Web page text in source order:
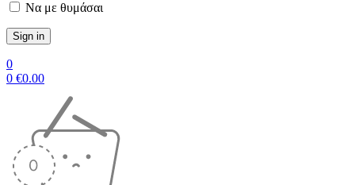
Να με θυμάσαι
0
0 €0.00